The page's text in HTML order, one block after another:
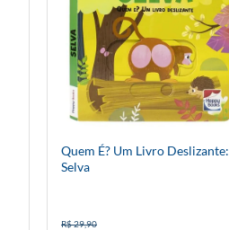
Quem É? Um Livro Deslizante:
Selva
R$ 29,90